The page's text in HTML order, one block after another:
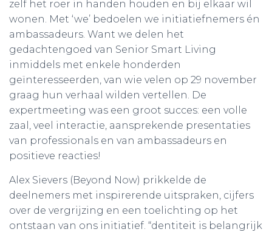
zelf het roer in handen houden en bij elkaar wil
wonen. Met ‘we’ bedoelen we initiatiefnemers én
ambassadeurs. Want we delen het
gedachtengoed van Senior Smart Living
inmiddels met enkele honderden
geïnteresseerden, van wie velen op 29 november
graag hun verhaal wilden vertellen. De
expertmeeting was een groot succes: een volle
zaal, veel interactie, aansprekende presentaties
van professionals en van ambassadeurs en
positieve reacties!
Alex Sievers (Beyond Now) prikkelde de
deelnemers met inspirerende uitspraken, cijfers
over de vergrijzing en een toelichting op het
ontstaan van ons initiatief. “dentiteit is belangrijk